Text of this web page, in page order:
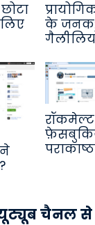
के
रॉकमेल्ट
यूट्यूब चैनल से